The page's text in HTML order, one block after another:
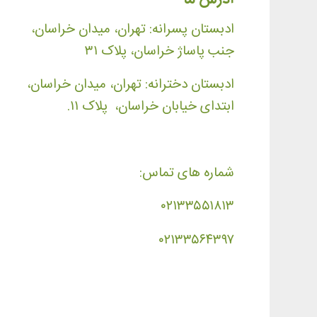
ادبستان پسرانه: تهران، میدان خراسان،
جنب پاساژ خراسان، پلاک ۳۱
ادبستان دخترانه: تهران، میدان خراسان،
ابتدای خیابان خراسان، پلاک ۱۱.
شماره های تماس:
۰۲۱۳۳۵۵۱۸۱۳
۰۲۱۳۳۵۶۴۳۹۷